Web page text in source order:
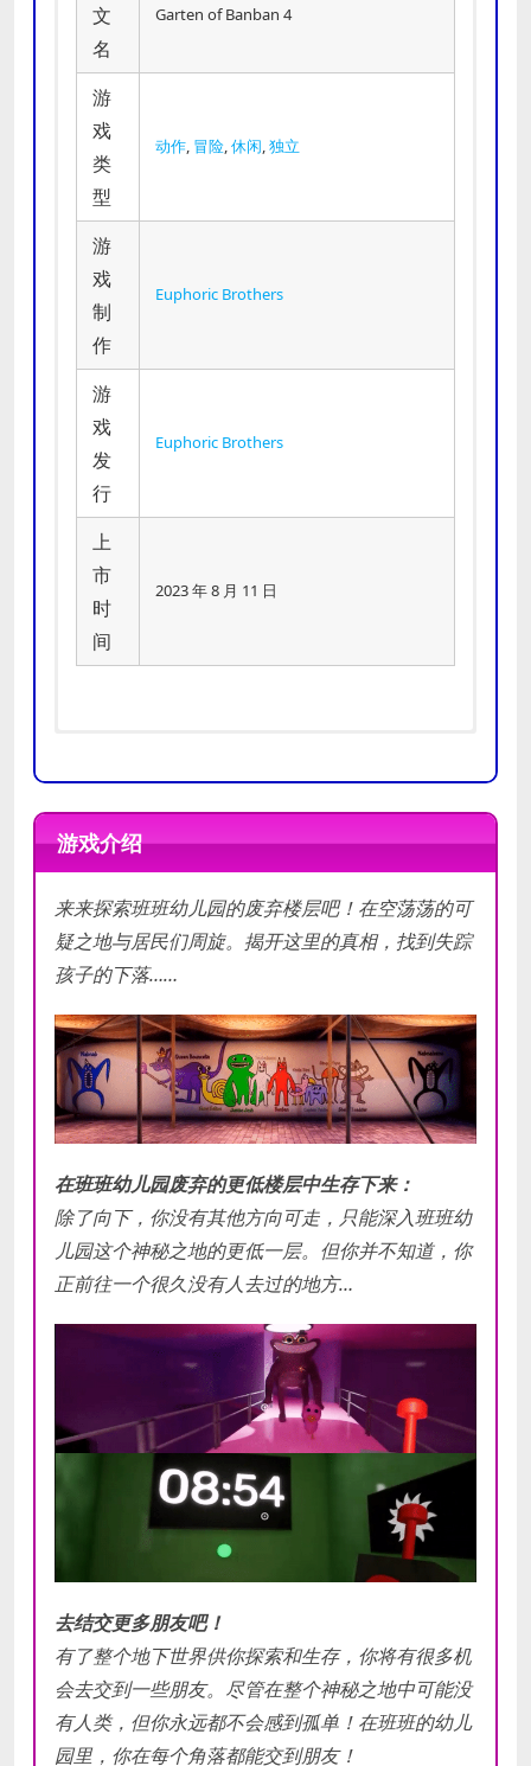
文
名
Garten of Banban 4
游
戏
类
型
动作 冒险 休闲 独立
游
戏
制
作
Euphoric Brothers
游
戏
发
行
Euphoric Brothers
上
市
时
间
2023 年 8 月 11 日
配置
graphics card
附注事项:There are settings to
游戏介绍
来来探索班班幼儿园的废弃楼层吧！在空荡荡的可
疑之地与居民们周旋。揭开这里的真相，找到失踪
孩子的下落……
在班班幼儿园废弃的更低楼层中生存下来：
除了向下，你没有其他方向可走，只能深入班班幼
儿园这个神秘之地的更低一层。但你并不知道，你
正前往一个很久没有人去过的地方…
去结交更多朋友吧！
有了整个地下世界供你探索和生存，你将有很多机
会去交到一些朋友。尽管在整个神秘之地中可能没
有人类，但你永远都不会感到孤单！在班班的幼儿
园里，你在每个角落都能交到朋友！